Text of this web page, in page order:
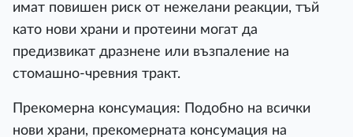
имат повишен риск от нежелани реакции, тъй
като нови храни и протеини могат да
предизвикат дразнене или възпаление на
стомашно-чревния тракт.
Прекомерна консумация: Подобно на всички
нови храни, прекомерната консумация на